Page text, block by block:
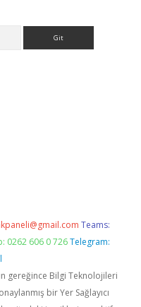
Teams:
0262 606 0 726 Telegram:
gereğince Bilgi Teknolojileri
bir Yer Sağlayıcı